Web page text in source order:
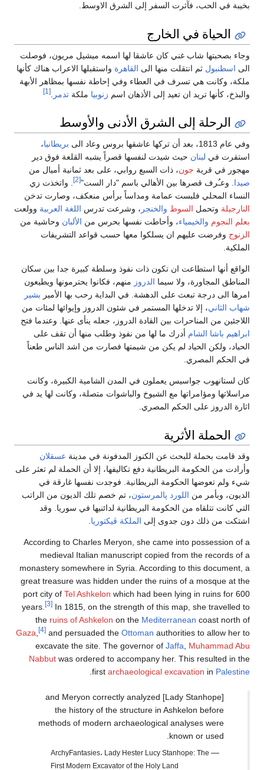
بخيبة في الحب، فآثرت السفر إلى الشرق الاوسط.
الحياة في الخارج
وجاء بصحبتها شاب غني كان عاشقا لها اسمه ميشيل مريون، فوصلت
الى اسطنبول ثم انتقلت منها الى القاهرة واستقبلها الاعراب هناك كأنها
ملكة، وكانت هي تسرف في العطاء وفي إحاطة نفسها بمظاهر الأبهة
والبذخ، كأنها تريد ان تعيد إلى الأذهان اسم زنوبيا ملكة تدمر [1]
الرحلة إلى الشرق الأدنى والأوسط
وفي عام 1813، بعد أن تركها عاشقها بروس وعاد الى بريطانيا،
استقرت في لبنان حيث شيدت لنفسها قصراً يشبه القلعة فوق دير
مهجور في قرية جون، ذات السبع روابي، على بعد ثمانية أميال من
صيدا . وعـُرف قصرها بين الأهالي باسم "دار الست"[2]
. واتخذت زي
النساء المحلي فلبست عمامة ومداساً برأس منعكف، وصارت تدخن
النارجيلة وتحمل السوط والخنجر ، وشرعت تدرس اللغة العربية وولعت
بعلم النجوم والخيمياء، وأحاطت نفسها بحرس من الألبان وحاشية من
الزنوج وفرضت عليهم ان يسلكوا معها حسب قواعد التشريفات
الملكية.
الواقع أنها استطاعت ان تكون ذات نفوذ وسلطة كبيرة جدا بين سكان
المناطق المجاورة، ولا سيما الدروز منهم، فكانوا يحترمونها ويطيعون
امرها الى درجة تبعث على الدهشة. في البداية رحب بها الأمير بشير
شهاب الثاني، إلا تدخلها المستمر في شئون الدروز وإيوائها لمئات من
اللاجئين من المناحرات بين القادة الدروز، جعله ينأى عنها. وعندما فتح
ابراهيم باشا الشام أدرك ما لها من نفوذ وطلب منها أن تقف على
الحياد، ولكن الحياد لم يكن من شيمتها فصارت من اشد الناس طعناً
في الحكم المصري.
كان لستانهوب جواسيس يعملون في المدن الشامية الكبيرة، وكانت
مراسلاتها ومؤامراتها مع الشيوخ والباشوات متصلة، وكانت لها يد في
اثارة الدروز على الحكم المصري.
الحملة الأثرية
وقد قامت بحملة للبحث عن الكنوز المدفونة في مدينة عسقلان
وأرادت من الحكومة البريطانية دفع تكاليفها، إلا أن الحملة لم تعثر على
شيء ولم تعوضها الحكومة البريطانية. فوجدت نفسها غارقة في
الديون، وبأمر من اللورد پالمرستون، تم خصم تلك الديون من الراتب
التي كانت تتلقاه من الحكومة البريطانية لدائنيها في سوريا. وقد
اشتكت من ذلك دون جدوى إلى الملكة ڤيكتوريا.
According to Charles Meryon, she came into possession of a
medieval Italian manuscript copied from the records of a
monastery somewhere in Syria. According to this document, a
great treasure was hidden under the ruins of a mosque at the
port city of Tel Ashkelon which had been lying in ruins for 600
years.
[3] In 1815, on the strength of this map, she travelled to
the ruins of Ashkelon on the Mediterranean coast north of
Gaza, [4] and persuaded the Ottoman authorities to allow her to
excavate the site. The governor of Jaffa, Muhammad Abu
Nabbut was ordered to accompany her. This resulted in the
first archaeological excavation in Palestine
.
[Lady Stanhope] and Meryon correctly analyzed
the history of the structure in Ashkelon before
methods of modern archaeological analyses were
known or used.
— ArchyFantasies، Lady Hester Lucy Stanhope: The
First Modern Excavator of the Holy Land